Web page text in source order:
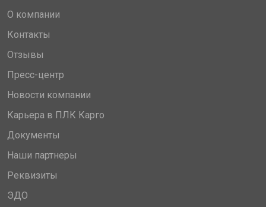
О компании
Контакты
Отзывы
Пресс-центр
Новости компании
Карьера в ПЛК Карго
Документы
Наши партнеры
Реквизиты
ЭДО